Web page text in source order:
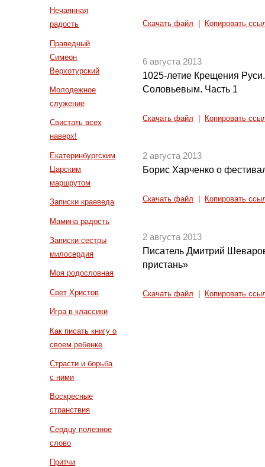
Нечаянная
радость
Праведный
Симеон
Верхотурский
Молодежное
служение
Свистать всех
наверх!
Екатеринбургским
Царским
маршрутом
Записки краеведа
Мамина радость
Записки сестры
милосердия
Моя родословная
Свет Христов
Игра в классики
Как писать книгу о
своем ребенке
Страсти и борьба
с ними
Воскресные
странствия
Сердцу полезное
слово
Притчи
Скачать файл Копировать
6 августа 2013
1025-летие Крещения
Соловьевым. Часть 1
Скачать файл Копировать
2 августа 2013
Борис Харченко о
Скачать файл Копировать
2 августа 2013
Писатель Дмитрий
пристань»
Скачать файл Копировать